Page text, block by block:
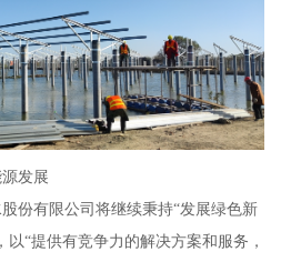
发展
份有限公司将继续秉持“发展绿色新
“提供有竞争力的解决方案和服务，